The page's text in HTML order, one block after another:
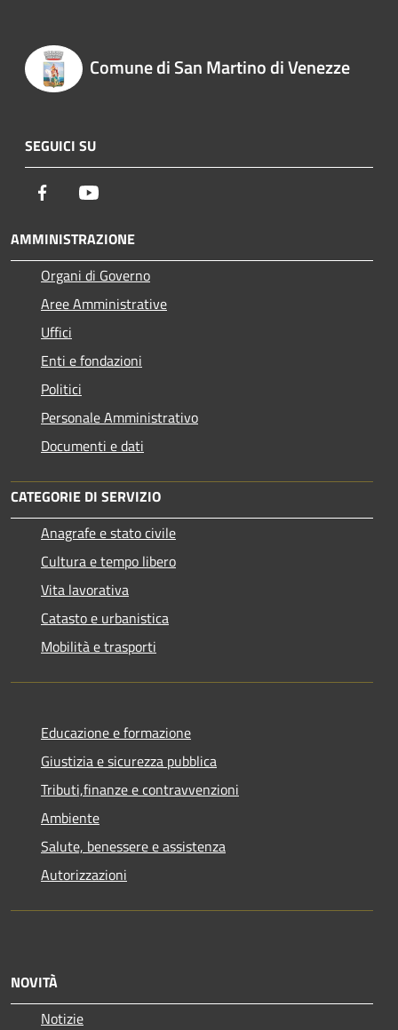
Comune di San Martino di Venezze
SEGUICI SU
Facebook
AMMINISTRAZIONE
Organi di Governo
Aree Amministrative
Uffici
Enti e fondazioni
Politici
Personale Amministrativo
Documenti e dati
CATEGORIE DI SERVIZIO
Anagrafe e stato civile
Cultura e tempo libero
Vita lavorativa
Catasto e urbanistica
Mobilità e trasporti
Educazione e formazione
Giustizia e sicurezza pubblica
Tributi,finanze e contravvenzioni
Ambiente
Salute, benessere e assistenza
Autorizzazioni
NOVITÀ
Notizie